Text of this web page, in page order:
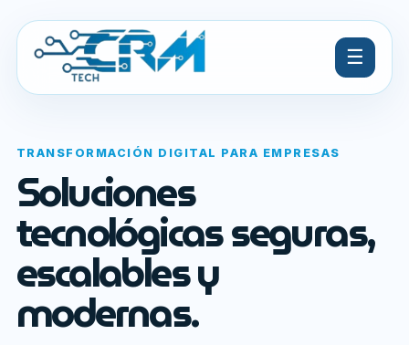
☰
TRANSFORMACIÓN DIGITAL PARA EMPRESAS
Soluciones
tecnológicas seguras,
escalables y
modernas.